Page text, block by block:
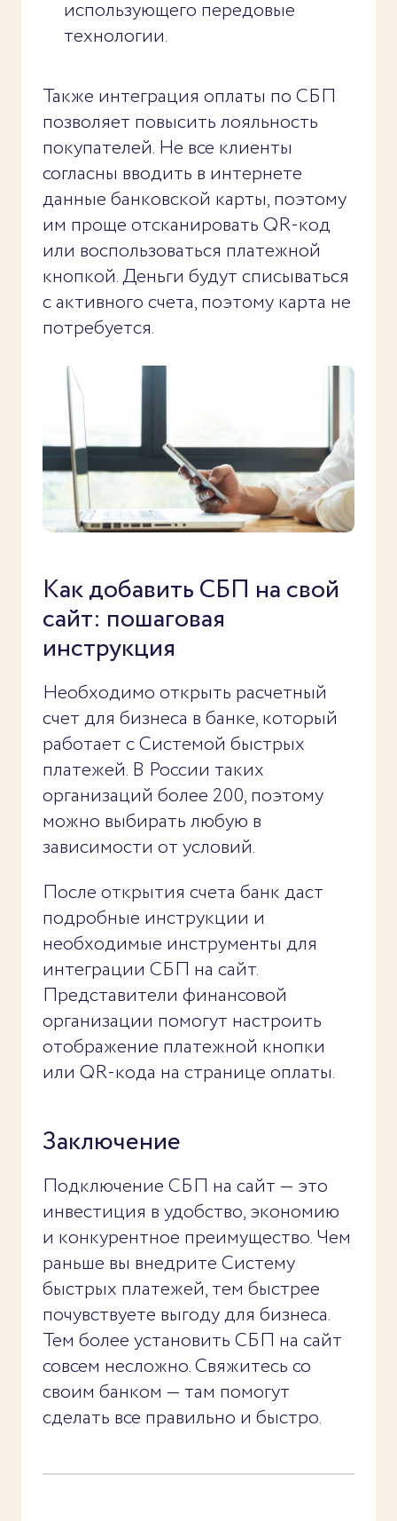
использующего передовые
технологии.
Также интеграция оплаты по СБП
позволяет повысить лояльность
покупателей. Не все клиенты
согласны вводить в интернете
данные банковской карты, поэтому
им проще отсканировать QR-код
или воспользоваться платежной
кнопкой. Деньги будут списываться
с активного счета, поэтому карта не
потребуется.
Как добавить СБП на свой
сайт: пошаговая
инструкция
Необходимо открыть расчетный
счет для бизнеса в банке, который
работает с Системой быстрых
платежей. В России таких
организаций более 200, поэтому
можно выбирать любую в
зависимости от условий.
После открытия счета банк даст
подробные инструкции и
необходимые инструменты для
интеграции СБП на сайт.
Представители финансовой
организации помогут настроить
отображение платежной кнопки
или QR-кода на странице оплаты.
Заключение
Подключение СБП на сайт — это
инвестиция в удобство, экономию
и конкурентное преимущество. Чем
раньше вы внедрите Систему
быстрых платежей, тем быстрее
почувствуете выгоду для бизнеса.
Тем более установить СБП на сайт
совсем несложно. Свяжитесь со
своим банком — там помогут
сделать все правильно и быстро.